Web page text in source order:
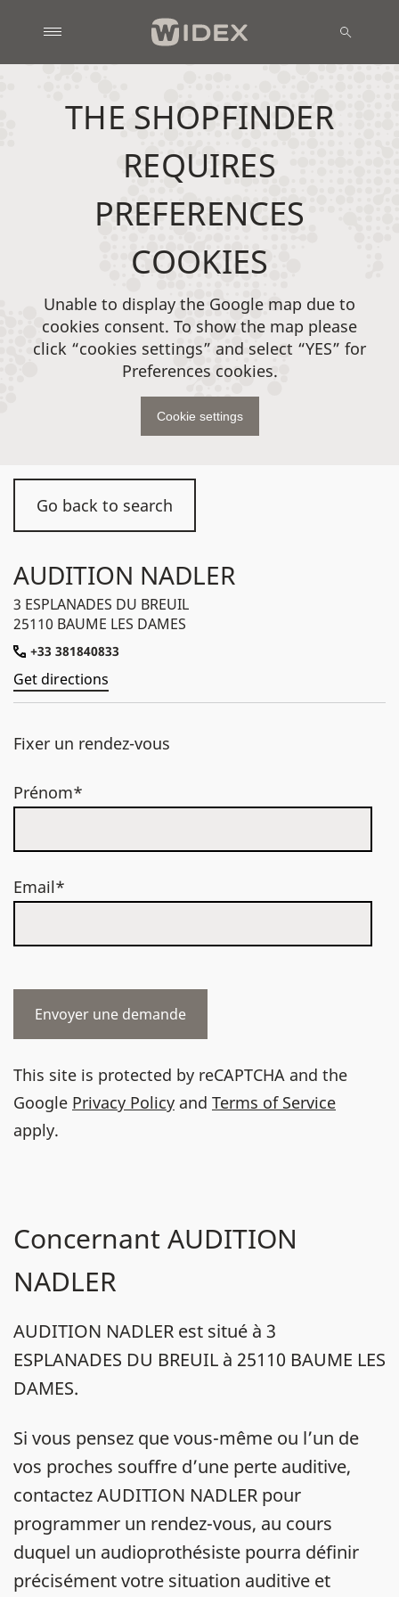
Go back to search
AUDITION NADLER
3 ESPLANADES DU BREUIL
25110 BAUME LES DAMES
+33 381840833
Get directions
Fixer un rendez-vous
Prénom*
Email*
This site is protected by reCAPTCHA and the
Google Privacy Policy and Terms of Service
apply.
Concernant AUDITION
NADLER
AUDITION NADLER est situé à 3
ESPLANADES DU BREUIL à 25110 BAUME LES
DAMES.
Si vous pensez que vous-même ou l’un de
vos proches souffre d’une perte auditive,
contactez AUDITION NADLER pour
programmer un rendez-vous, au cours
duquel un audioprothésiste pourra définir
précisément votre situation auditive et
THE SHOPFINDER
REQUIRES
PREFERENCES
COOKIES
Unable to display the Google map due to
cookies consent. To show the map please
click “cookies settings” and select “YES” for
Preferences cookies.
Cookie settings